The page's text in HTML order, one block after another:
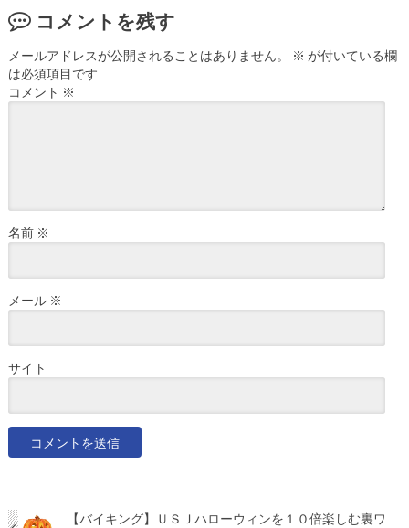
コメントを残す
メールアドレスが公開されることはありません。 ※ が付いている欄
は必須項目です
コメント ※
名前 ※
メール ※
サイト
【バイキング】ＵＳＪハローウィンを１０倍楽しむ裏ワ